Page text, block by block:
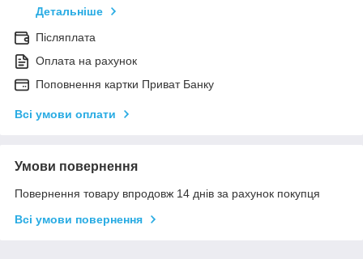
Детальніше
Післяплата
Оплата на рахунок
Поповнення картки Приват Банку
Всі умови оплати
Умови повернення
Повернення товару впродовж 14 днів за рахунок покупця
Всі умови повернення